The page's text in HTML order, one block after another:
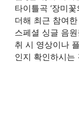
타이틀곡 ‘장미
더해 최근 참여
스페셜 싱글 음
취 시 영상이나
인지 확인하시는